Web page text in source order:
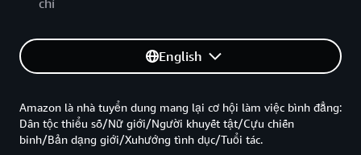
chí
English
Amazon là nhà tuyển dung mang lại cơ hội làm việc bình đẳng:
Dân tộc thiểu số/Nữ giới/Người khuyết tật/Cựu chiến
binh/Bản dạng giới/Xuhướng tình dục/Tuổi tác.